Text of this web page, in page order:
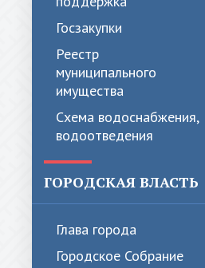
Госзакупки
Реестр
муниципального
имущества
Схема водоснабжения,
водоотведения
ГОРОДСКАЯ ВЛАСТЬ
Глава города
Городское Собрание